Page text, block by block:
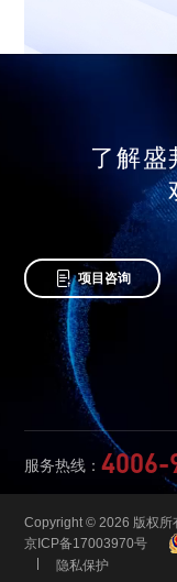
了解盛
 项目咨询
服务热线：4006-
Copyright © 2026 版权所
京ICP备17003970号
隐私保护